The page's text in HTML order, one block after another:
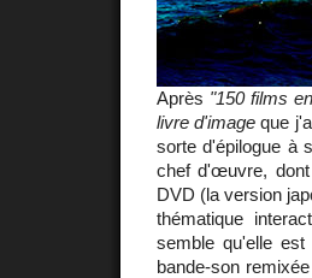
Après "150 films
livre d'image que
sorte d'épilogue à
chef d'œuvre,
DVD (la version
thématique
semble qu'elle
bande-son